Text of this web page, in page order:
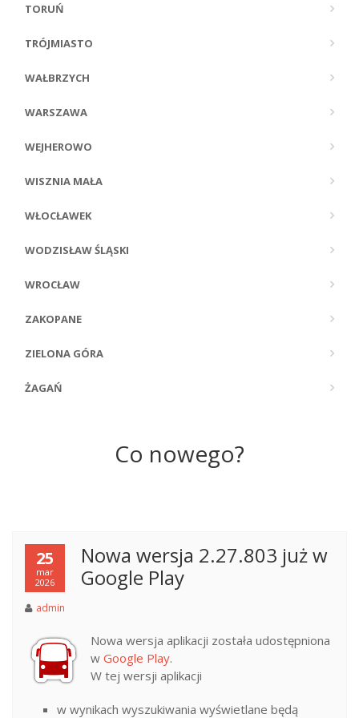
TORUŃ
TRÓJMIASTO
WAŁBRZYCH
WARSZAWA
WEJHEROWO
WISZNIA MAŁA
WŁOCŁAWEK
WODZISŁAW ŚLĄSKI
WROCŁAW
ZAKOPANE
ZIELONA GÓRA
ŻAGAŃ
Co nowego?
25
mar
2026
Nowa wersja 2.27.803 już w
Google Play
admin
Nowa wersja aplikacji została udostępniona
w Google Play.
W tej wersji aplikacji
w wynikach wyszukiwania wyświetlane będą